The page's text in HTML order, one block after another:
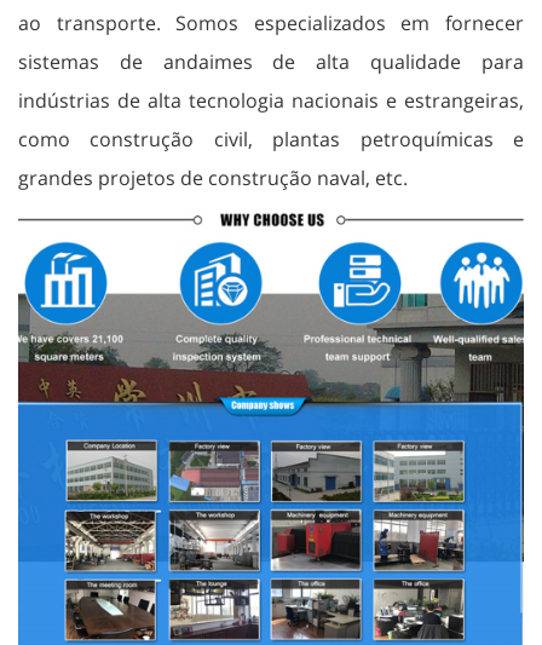
ao transporte. Somos especializados em fornecer
sistemas de andaimes de alta qualidade para
indústrias de alta tecnologia nacionais e estrangeiras,
como construção civil, plantas petroquímicas e
grandes projetos de construção naval, etc.